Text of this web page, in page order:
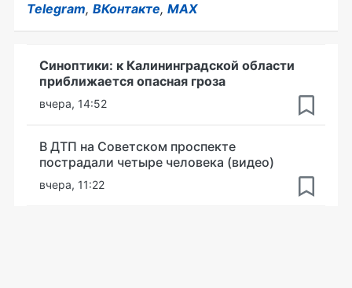
Telegram, ВКонтакте, MAX
Синоптики: к Калининградской области
приближается опасная гроза
вчера, 14:52
В ДТП на Советском проспекте
пострадали четыре человека (видео)
вчера, 11:22